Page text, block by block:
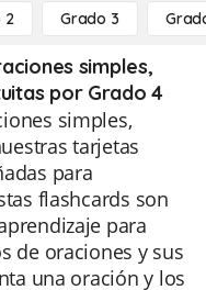
2 Grado 3
simples,
por Grado 4
simples,
tarjetas
para
flashcards son
para
de oraciones y sus
una oración y los